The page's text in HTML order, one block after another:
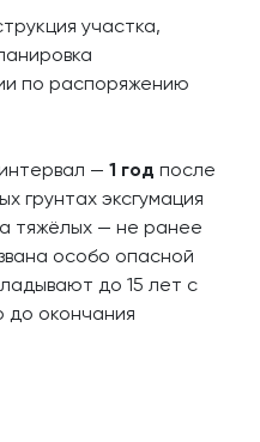
участка,
по распоряжению
— 1 год после
грунтах эксгумация
тяжёлых — не ранее
особо опасной
до 15 лет с
до окончания